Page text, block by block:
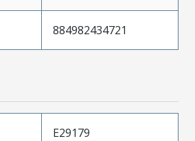
884982434721
E29179